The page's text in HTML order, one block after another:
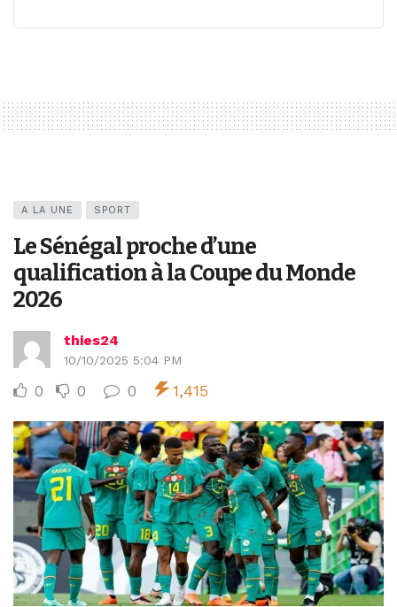
A LA UNE SPORT
Le Sénégal proche d’une
qualification à la Coupe du Monde
2026
thies24
10/10/2025 5:04 PM
0 0 0 1,415